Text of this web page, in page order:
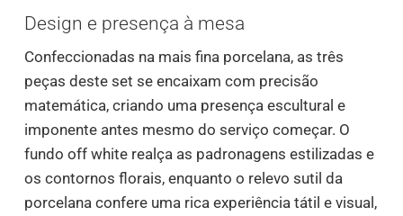
Design e presença à mesa
Confeccionadas na mais fina porcelana, as três
peças deste set se encaixam com precisão
matemática, criando uma presença escultural e
imponente antes mesmo do serviço começar. O
fundo off white realça as padronagens estilizadas e
os contornos florais, enquanto o relevo sutil da
porcelana confere uma rica experiência tátil e visual,